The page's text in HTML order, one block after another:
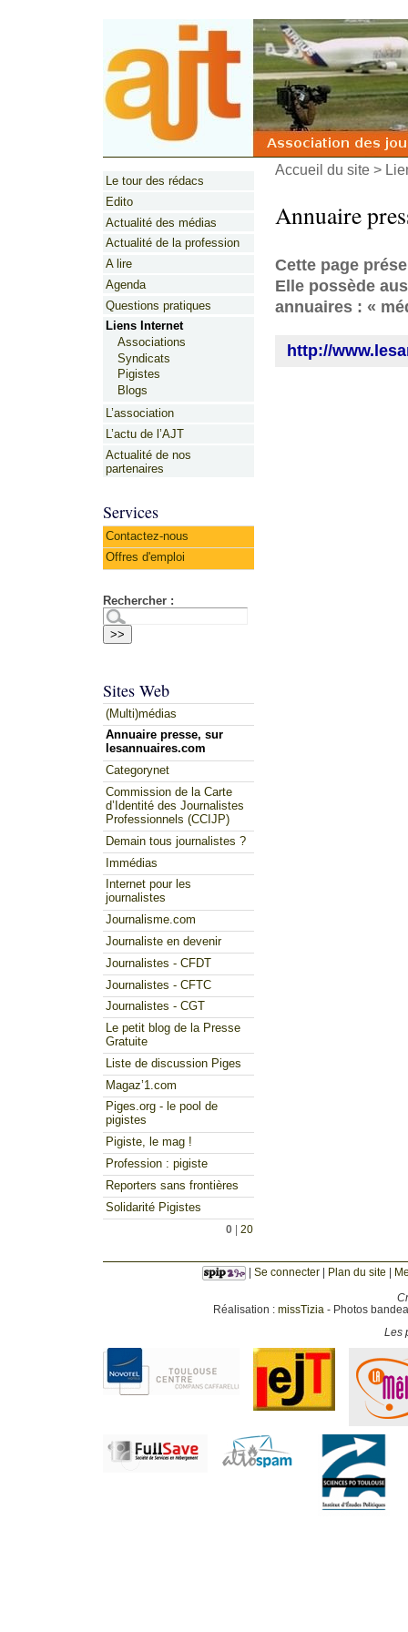
Accueil du site>
Annuaire
Cette page
Elle possède
annuaires : «
http://
Le tour des rédacs
Edito
Actualité des médias
Actualité de la profession
A lire
Agenda
Questions pratiques
Liens Internet
Associations
Syndicats
Pigistes
Blogs
L’association
L’actu de l’AJT
Actualité de nos
partenaires
Services
Contactez-nous
Offres d'emploi
Rechercher :
Sites Web
(Multi)médias
Annuaire presse, sur
lesannuaires.com
Categorynet
Commission de la Carte
d’Identité des Journalistes
Professionnels (CCIJP)
Demain tous journalistes ?
Immédias
Internet pour les
journalistes
Journalisme.com
Journaliste en devenir
Journalistes - CFDT
Journalistes - CFTC
Journalistes - CGT
Le petit blog de la Presse
Gratuite
Liste de discussion Piges
Magaz’1.com
Piges.org - le pool de
pigistes
Pigiste, le mag !
Profession : pigiste
Reporters sans frontières
Solidarité Pigistes
0 20
Se connecter Plan du site
Réalisation : missTizia - Photos
Les